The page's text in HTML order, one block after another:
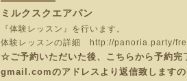
ミルクスクエアパン
『体験レッスン』を行います。
体験レッスンの詳細
http://panoria.party/
☆ご予約いただいた後、こちらから予約
gmail.comのアドレスより返信致します